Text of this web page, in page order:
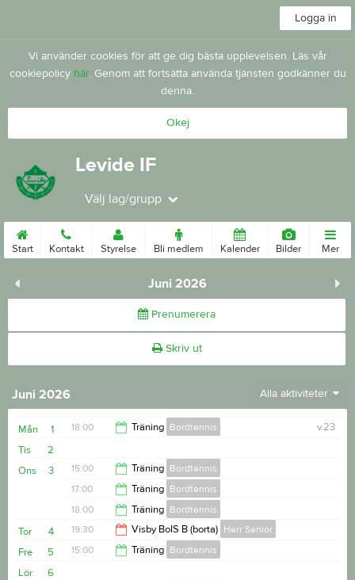
Logga in
Vi använder cookies för att ge dig bästa upplevelsen. Läs vår
cookiepolicy här. Genom att fortsätta använda tjänsten godkänner du
denna.
Okej
Levide IF
Välj lag/grupp
Start Kontakt Styrelse Bli medlem Kalender Bilder Mer
Juni 2026
Prenumerera
Skriv ut
Juni 2026 Alla aktiviteter
1
Mån v.23
18:00 Träning Bordtennis
20:00
2
Tis
3
Ons 15:00 Träning Bordtennis
17:00
17:00 Träning Bordtennis
18:00
18:00 Träning Bordtennis
20:00
4
Tor 19:30 Visby BoIS B (borta) Herr Senior
5
Fre 15:00 Träning Bordtennis
6
Lör